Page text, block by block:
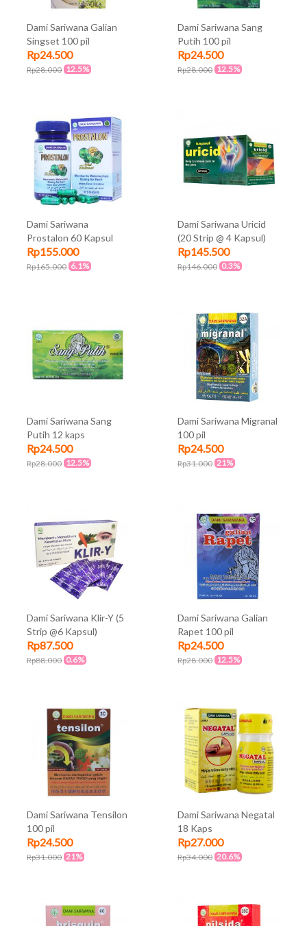
Dami Sariwana Galian
Singset 100 pil
Rp24.500
Rp28.000 12.5%
Dami Sariwana Sang
Putih 100 pil
Rp24.500
Rp28.000 12.5%
Dami Sariwana
Prostalon 60 Kapsul
Rp155.000
Rp165.000 6.1%
Dami Sariwana Uricid
(20 Strip @ 4 Kapsul)
Rp145.500
Rp146.000 0.3%
Dami Sariwana Sang
Putih 12 kaps
Rp24.500
Rp28.000 12.5%
Dami Sariwana Migranal
100 pil
Rp24.500
Rp31.000 21%
Dami Sariwana Klir-Y (5
Strip @6 Kapsul)
Rp87.500
Rp88.000 0.6%
Dami Sariwana Galian
Rapet 100 pil
Rp24.500
Rp28.000 12.5%
Dami Sariwana Tensilon
100 pil
Rp24.500
Rp31.000 21%
Dami Sariwana Negatal
18 Kaps
Rp27.000
Rp34.000 20.6%